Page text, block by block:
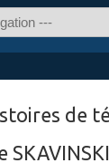
de
SKAVINSKI